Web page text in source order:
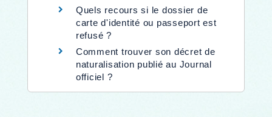
Quels recours si le dossier de
carte d'identité ou passeport est
refusé ?
Comment trouver son décret de
naturalisation publié au Journal
officiel ?